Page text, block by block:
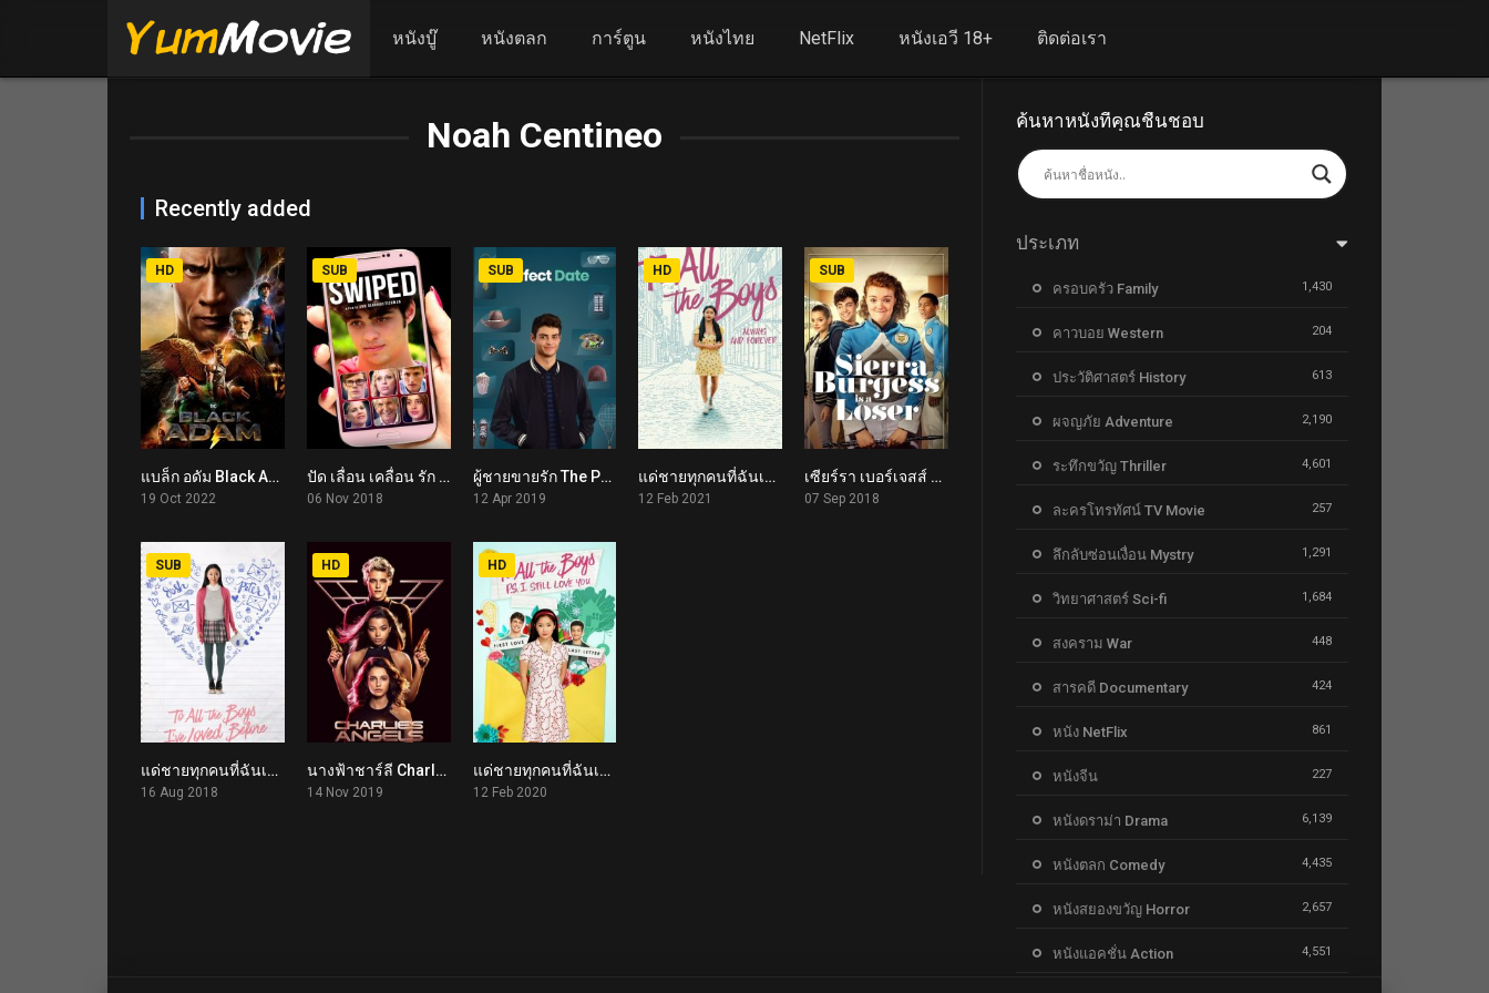
หนังบู๊ หนังตลก การ์ตูน หนังไทย NetFlix หนังเอวี 18+ ติดต่อเรา
Noah Centineo
Recently added
6.3
HD
แบล็ก อดัม Black Adam (2022)
19 Oct 2022
3.0
SUB
ปัด เลื่อน เคลื่อน รัก Swiped (2018)
06 Nov 2018
5.8
SUB
ผู้ชายขายรัก The Perfect Date (2019)
12 Apr 2019
6.3
HD
แด่ชายทุกคนที่ฉันเคยรัก: ชั่วนิจนิรันดร์ To All the Boys: Always and Forever (2021)
12 Feb 2021
5.8
SUB
เซียร์รา เบอร์เจสส์ แกล้งป๊อปไว้หารัก Sierra Burgess Is a Loser (2018)
07 Sep 2018
7.1
SUB
แด่ชายทุกคนที่ฉันเคยรัก To All the Boys I’ve Loved Before (2018)
16 Aug 2018
4.2
HD
นางฟ้าชาร์ลี Charlie’s Angels (2019)
14 Nov 2019
5.5
HD
แด่ชายทุกคนที่ฉันเคยรัก (ตอนนี้ก็ยังรัก) To All the Boys: P.S. I Still Love You (2020)
12 Feb 2020
ค้นหาหนังที่คุณชื่นชอบ
ประเภท
ครอบครัว Family 1,430
คาวบอย Western 204
ประวัติศาสตร์ History 613
ผจญภัย Adventure 2,190
ระทึกขวัญ Thriller 4,601
ละครโทรทัศน์ TV Movie 257
ลึกลับซ่อนเงื่อน Mystry 1,291
วิทยาศาสตร์ Sci-fi 1,684
สงคราม War 448
สารคดี Documentary 424
หนัง NetFlix 861
หนังจีน 227
หนังดราม่า Drama 6,139
หนังตลก Comedy 4,435
หนังสยองขวัญ Horror 2,657
หนังแอคชั่น Action 4,551